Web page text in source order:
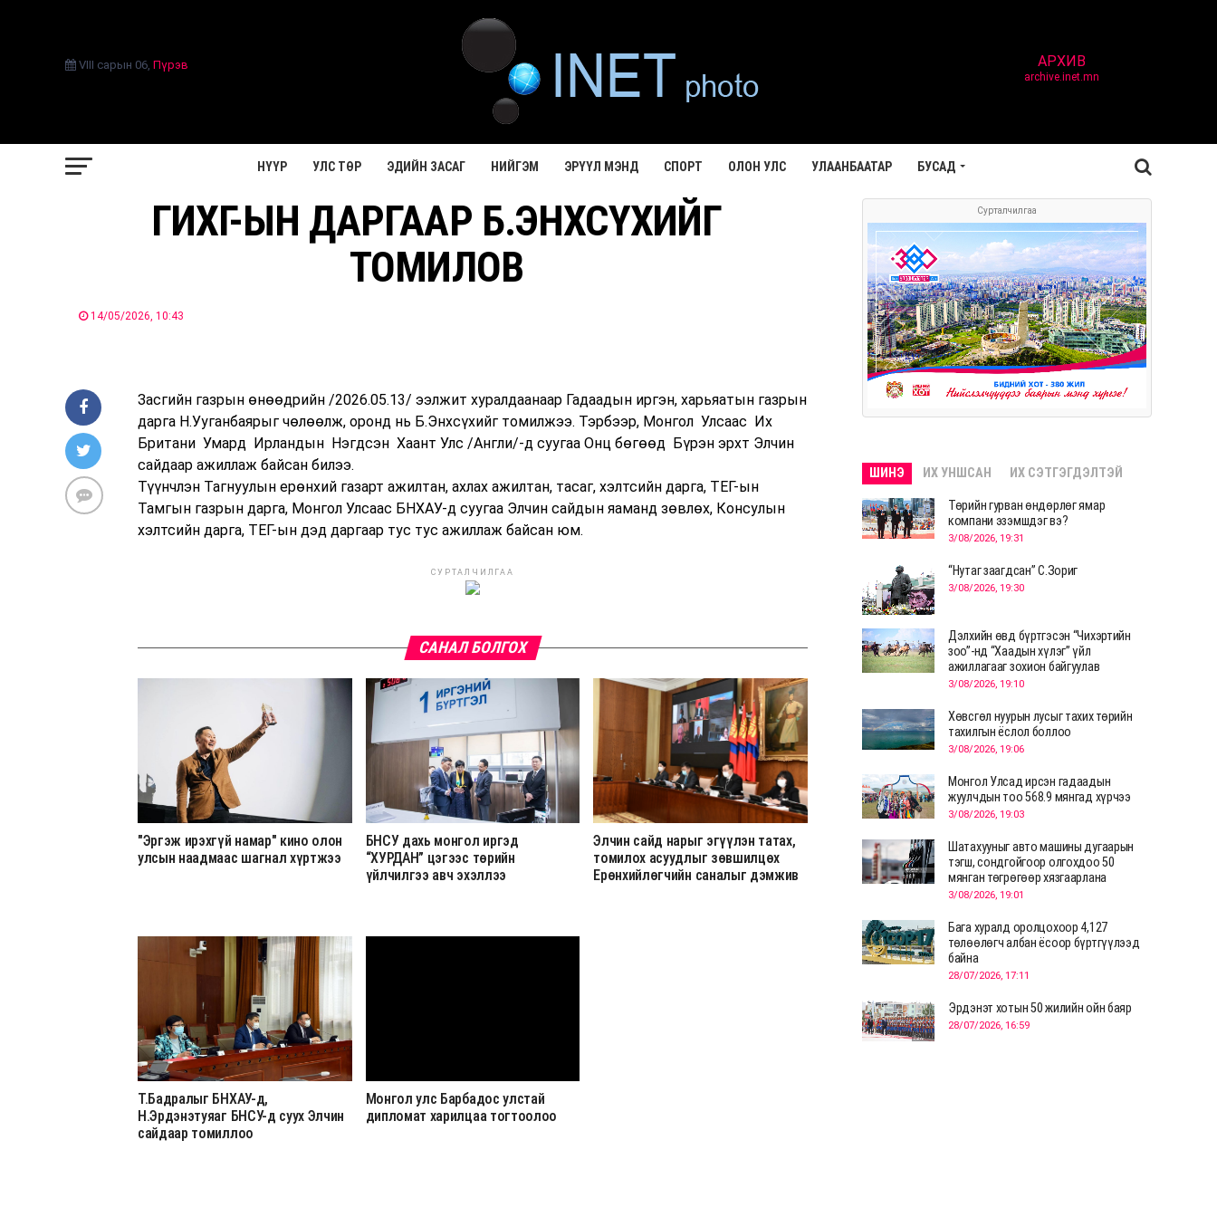
VIII сарын 06 Пүрэв АРХИВ
archive.inet.mn
НҮҮР УЛС ТӨР ЭДИЙН ЗАСАГ НИЙГЭМ ЭРҮҮЛ МЭНД СПОРТ ОЛОН УЛС УЛААНБААТАР БУСАД
ГИХГ-ЫН ДАРГААР Б.ЭНХСҮХИЙГ
ТОМИЛОВ
14/05/2026, 10:43
Засгийн газрын өнөөдрийн /2026.05.13/ ээлжит хуралдаанаар Гадаадын иргэн, харьяатын газрын
дарга Н.Ууганбаярыг чөлөөлж, оронд нь Б.Энхсүхийг томилжээ. Тэрбээр, Монгол Улсаас Их
Британи Умард Ирландын Нэгдсэн Хаант Улс /Англи/-д суугаа Онц бөгөөд Бүрэн эрхт Элчин
сайдаар ажиллаж байсан билээ.
Түүнчлэн Тагнуулын ерөнхий газарт ажилтан, ахлах ажилтан, тасаг, хэлтсийн дарга, ТЕГ-ын
Тамгын газрын дарга, Монгол Улсаас БНХАУ-д суугаа Элчин сайдын яаманд зөвлөх, Консулын
хэлтсийн дарга, ТЕГ-ын дэд даргаар тус тус ажиллаж байсан юм.
СУРТАЛЧИЛГАА
САНАЛ БОЛГОХ
"Эргэж ирэхгүй намар" кино олон
улсын наадмаас шагнал хүртжээ
БНСУ дахь монгол иргэд
“ХУРДАН” цэгээс төрийн
үйлчилгээ авч эхэллээ
Элчин сайд нарыг эгүүлэн татах,
томилох асуудлыг зөвшилцөх
Ерөнхийлөгчийн саналыг дэмжив
Т.Бадралыг БНХАУ-д,
Н.Эрдэнэтуяаг БНСУ-д суух Элчин
сайдаар томиллоо
Монгол улс Барбадос улстай
дипломат харилцаа тогтоолоо
Сурталчилгаа
ШИНЭ ИХ УНШСАН ИХ СЭТГЭГДЭЛТЭЙ
Төрийн гурван өндөрлөг ямар
компани эзэмшдэг вэ?
3/08/2026, 19:31
“Нутаг заагдсан” С.Зориг
3/08/2026, 19:30
Дэлхийн өвд бүртгэсэн “Чихэртийн
зоо”-нд “Хаадын хүлэг” үйл
ажиллагааг зохион байгуулав
3/08/2026, 19:10
Хөвсгөл нуурын лусыг тахих төрийн
тахилгын ёслол боллоо
3/08/2026, 19:06
Монгол Улсад ирсэн гадаадын
жуулчдын тоо 568.9 мянгад хүрчээ
3/08/2026, 19:03
Шатахууныг авто машины дугаарын
тэгш, сондгойгоор олгохдоо 50
мянган төгрөгөөр хязгаарлана
3/08/2026, 19:01
Бага хуралд оролцохоор 4,127
төлөөлөгч албан ёсоор бүртгүүлээд
байна
28/07/2026, 17:11
Эрдэнэт хотын 50 жилийн ойн баяр
28/07/2026, 16:59